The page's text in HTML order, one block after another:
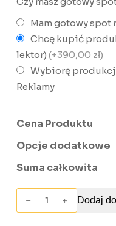
Mam gotowy spot
Chcę kupić
lektor) (+390,00 zł)
Wybiorę
Reklamy
Cena Produktu
Opcje dodatkowe
Suma całkowita
Kampania
Dodaj